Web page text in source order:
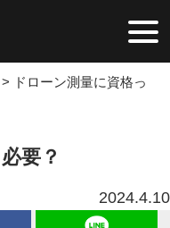
> ドローン測量に資格っ
要？
2024.4.10